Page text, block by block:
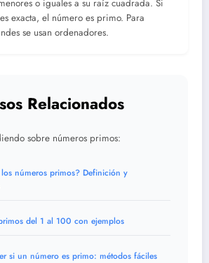
o iguales a su raíz cuadrada. Si
exacta, el número es primo. Para
se usan ordenadores.
Relacionados
sobre números primos:
números primos? Definición y
del 1 al 100 con ejemplos
si un número es primo: métodos fáciles